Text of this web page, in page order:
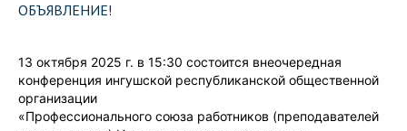
ОБЪЯВЛЕНИЕ!
13 октября 2025 г. в 15:30 состоится внеочередная
конференция ингушской республиканской общественной
организации
«Профессионального союза работников (преподавателей